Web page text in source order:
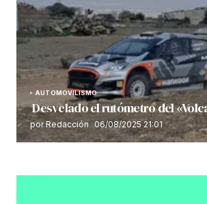
AUTOMOVILISMO
Desvelado el rutómetro del
por Redacción 06/08/2025 21:01